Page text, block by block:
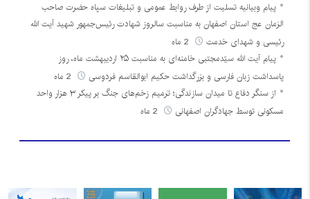
پیام وبیانیه تسلیت از طرف روابط عمومی و تبلیغات سپاه حضرت صاحب
الزمان عج استان اصفهان به مناسبت سالروز شهادت رئیس‌جمهور شهید آیت الله
رئیسی و شهدای خدمت
پیام آیت الله سیّدمجتبی خامنه‌ای به مناسبت ۲۵ اردیبهشت ماه، روز
پاسداشت زبان فارسی و بزرگداشت حکیم ابوالقاسم فردوسی
از سنگر دفاع تا میدان سازندگی؛ ترمیم زخم‌های جنگ بر پیکر ۳ هزار واحد
مسکونی توسط جهادگران اصفهانی